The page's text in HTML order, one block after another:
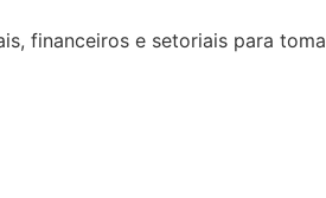
financeiros e setoriais para